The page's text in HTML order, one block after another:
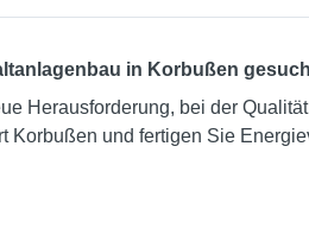
in Korbußen
Herausforderung, bei der
Korbußen und fertigen Sie